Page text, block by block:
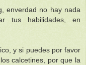
enverdad no hay nada
tus habilidades, en
y si puedes por favor
calcetines, por que la